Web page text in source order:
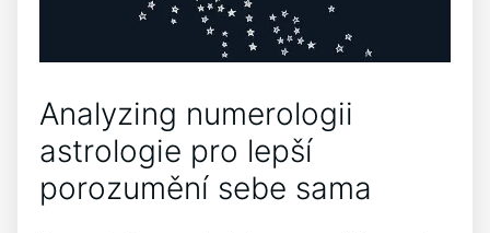
Analyzing numerologii
astrologie pro lepší
porozumění sebe sama